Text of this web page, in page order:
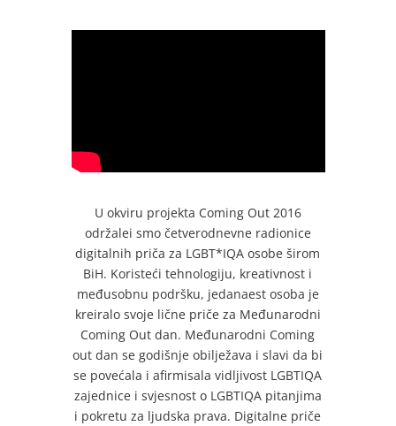
U okviru projekta Coming Out 2016
održalei smo četverodnevne radionice
digitalnih priča za LGBT*IQA osobe širom
BiH. Koristeći tehnologiju, kreativnost i
međusobnu podršku, jedanaest osoba je
kreiralo svoje lične priče za Međunarodni
Coming Out dan. Međunarodni Coming
out dan se godišnje obilježava i slavi da bi
se povećala i afirmisala vidljivost LGBTIQA
zajednice i svjesnost o LGBTIQA pitanjima
i pokretu za ljudska prava. Digitalne priče